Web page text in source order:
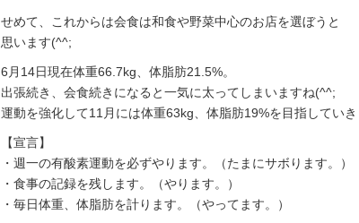
せめて、これからは会食は和食や野菜中心のお店を選ぼうと
思います(^^;
6月14日現在体重66.7kg、体脂肪21.5%。
出張続き、会食続きになると一気に太ってしまいますね(^^;
運動を強化して11月には体重63kg、体脂肪19%を目指していき
【宣言】
・週一の有酸素運動を必ずやります。（たまにサボります。）
・食事の記録を残します。（やります。）
・毎日体重、体脂肪を計ります。（やってます。）